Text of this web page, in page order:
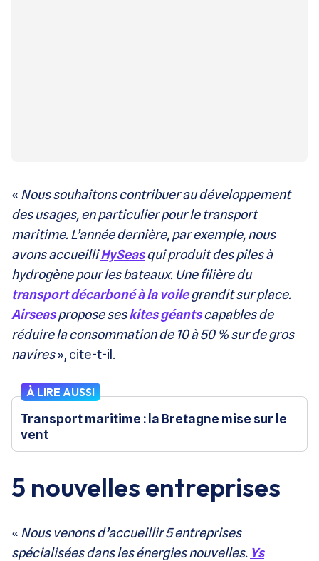
« Nous souhaitons contribuer au développement
des usages, en particulier pour le transport
maritime. L’année dernière, par exemple, nous
avons accueilliHySeasqui produit des piles à
hydrogène pour les bateaux. Une filière du
transport décarboné à la voilegrandit sur place.
Airseaspropose seskites géantscapables de
réduire la consommation de 10 à 50 % sur de gros
navires», cite-t-il.
À LIRE AUSSI
Transport maritime : la Bretagne mise sur le
vent
5 nouvelles entreprises
« Nous venons d’accueillir 5 entreprises
spécialisées dans les énergies nouvelles. Ys